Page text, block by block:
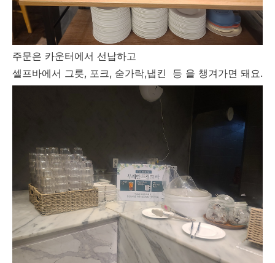
주문은 카운터에서 선납하고
셀프바에서 그릇, 포크, 숟가락,냅킨 등 을 챙겨가면 돼요.